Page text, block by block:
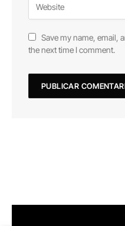
Save my name, email,
the next time I comment.